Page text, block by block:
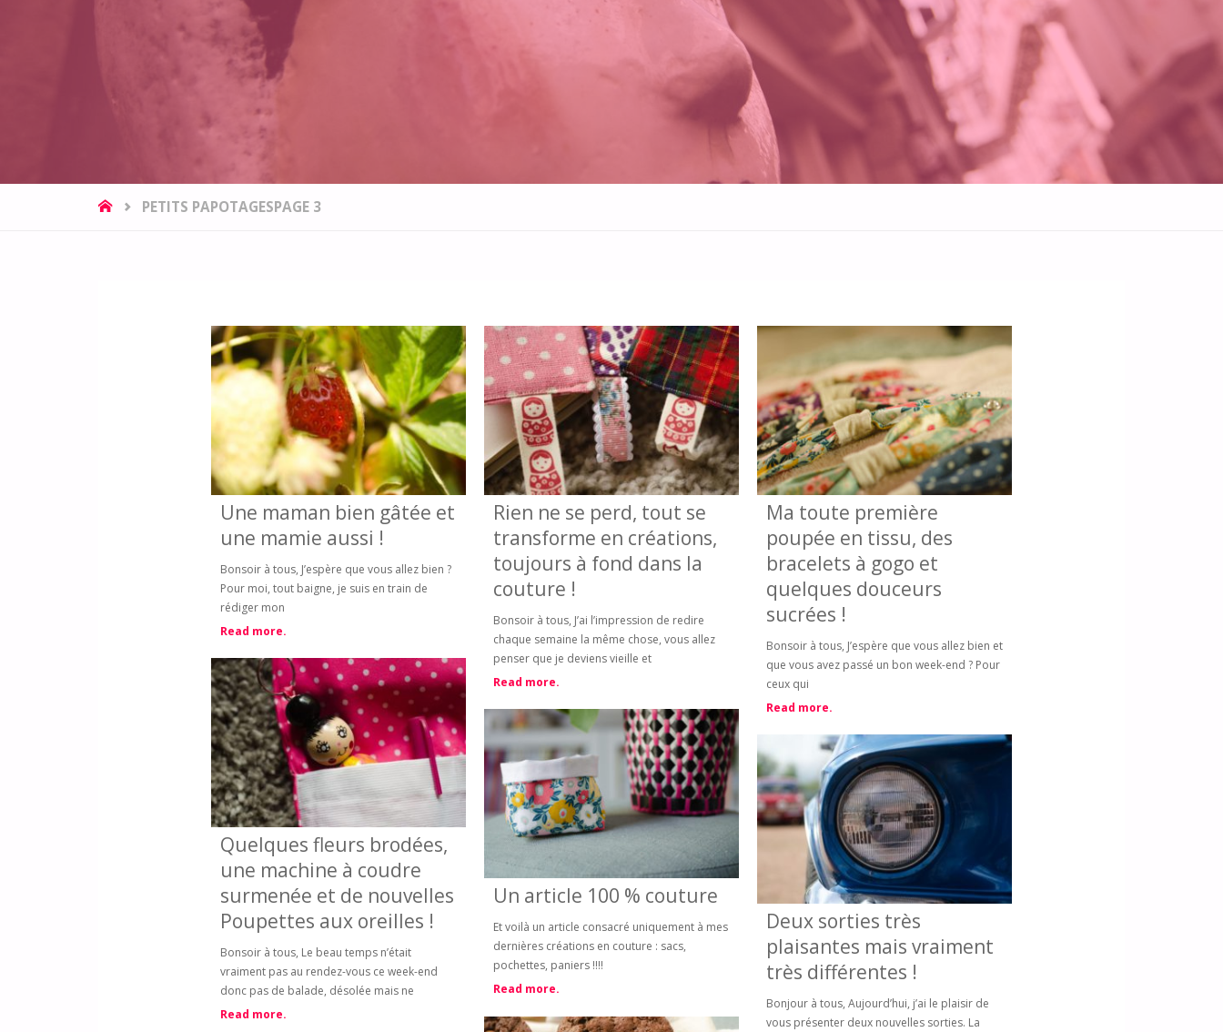
HOMEPETITS PAPOTAGESPAGE 3
Une maman bien gâtée et
une mamie aussi !
Bonsoir à tous, J’espère que vous allez bien ?
Pour moi, tout baigne, je suis en train de
rédiger mon
Read more.
Rien ne se perd, tout se
transforme en créations,
toujours à fond dans la
couture !
Bonsoir à tous, J’ai l’impression de redire
chaque semaine la même chose, vous allez
penser que je deviens vieille et
Read more.
Ma toute première
poupée en tissu, des
bracelets à gogo et
quelques douceurs
sucrées !
Bonsoir à tous, J’espère que vous allez bien et
que vous avez passé un bon week-end ? Pour
ceux qui
Read more.
Quelques fleurs brodées,
une machine à coudre
surmenée et de nouvelles
Poupettes aux oreilles !
Bonsoir à tous, Le beau temps n’était
vraiment pas au rendez-vous ce week-end
donc pas de balade, désolée mais ne
Read more.
Un article 100 % couture
Et voilà un article consacré uniquement à mes
dernières créations en couture : sacs,
pochettes, paniers !!!!
Read more.
Deux sorties très
plaisantes mais vraiment
très différentes !
Bonjour à tous, Aujourd’hui, j’ai le plaisir de
vous présenter deux nouvelles sorties. La